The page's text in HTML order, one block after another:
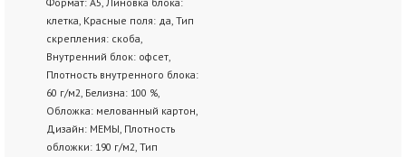
клетка, Красные поля: да, Тип
скрепления: скоба,
Внутренний блок: офсет,
Плотность внутренного блока:
60 г/м2, Белизна: 100 %,
Обложка: мелованный картон,
Дизайн: МЕМЫ, Плотность
обложки: 190 г/м2, Тип